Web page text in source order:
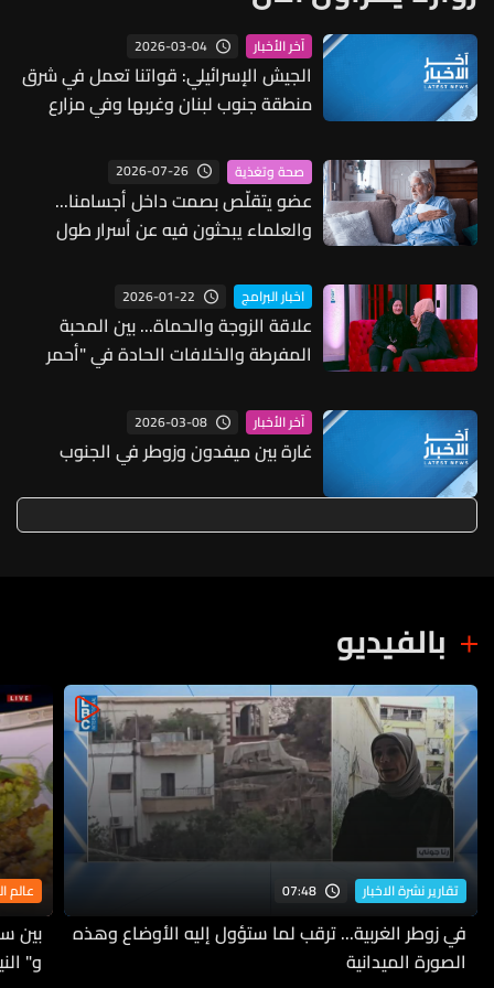
آخر الأخبار 2026-03-04
الجيش الإسرائيلي: قواتنا تعمل في شرق
منطقة جنوب لبنان وغربها وفي مزارع
صحة وتغذية 2026-07-26
عضو يتقلّص بصمت داخل أجسامنا...
والعلماء يبحثون فيه عن أسرار طول
اخبار البرامج 2026-01-22
علاقة الزوجة والحماة... بين المحبة
المفرطة والخلافات الحادة في "أحمر
آخر الأخبار 2026-03-08
غارة بين ميفدون وزوطر في الجنوب
بالفيديو
تقارير نشرة الاخبار 07:48
في زوطر الغربية... ترقب لما ستؤول إليه الأوضاع وهذه
الصورة الميدانية
عالم
بين
و"